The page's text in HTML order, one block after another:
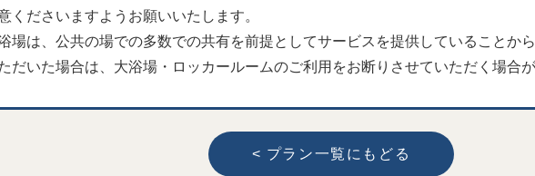
くださいますようお願いいたします。
場は、公共の場での多数での共有を前提としてサービスを提供していることか
だいた場合は、大浴場・ロッカールームのご利用をお断りさせていただく場合が
< プラン一覧にもどる